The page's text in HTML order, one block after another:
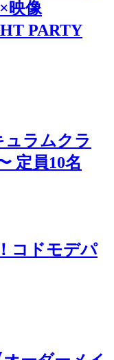
映像
PARTY
ュラムクラ
定員10名
コドモデパ